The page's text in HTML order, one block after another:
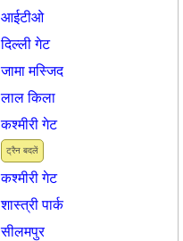
आईटीओ
दिल्ली गेट
जामा मस्जिद
लाल किला
ट्रैन बदलें
कश्मीरी गेट
कश्मीरी गेट
शास्त्री पार्क
सीलमपुर